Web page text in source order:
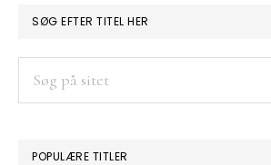
PRIMÆR
SIDEBAR
SØG EFTER TITEL HER
POPULÆRE TITLER